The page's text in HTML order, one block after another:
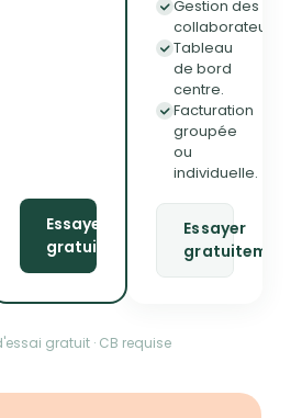
Essayer
gratuitement
Gestion des
collaborateurs.
Tableau
de bord
centre.
Facturation
groupée
ou
individuelle.
Essayer
gratuitement
gratuit · CB requise